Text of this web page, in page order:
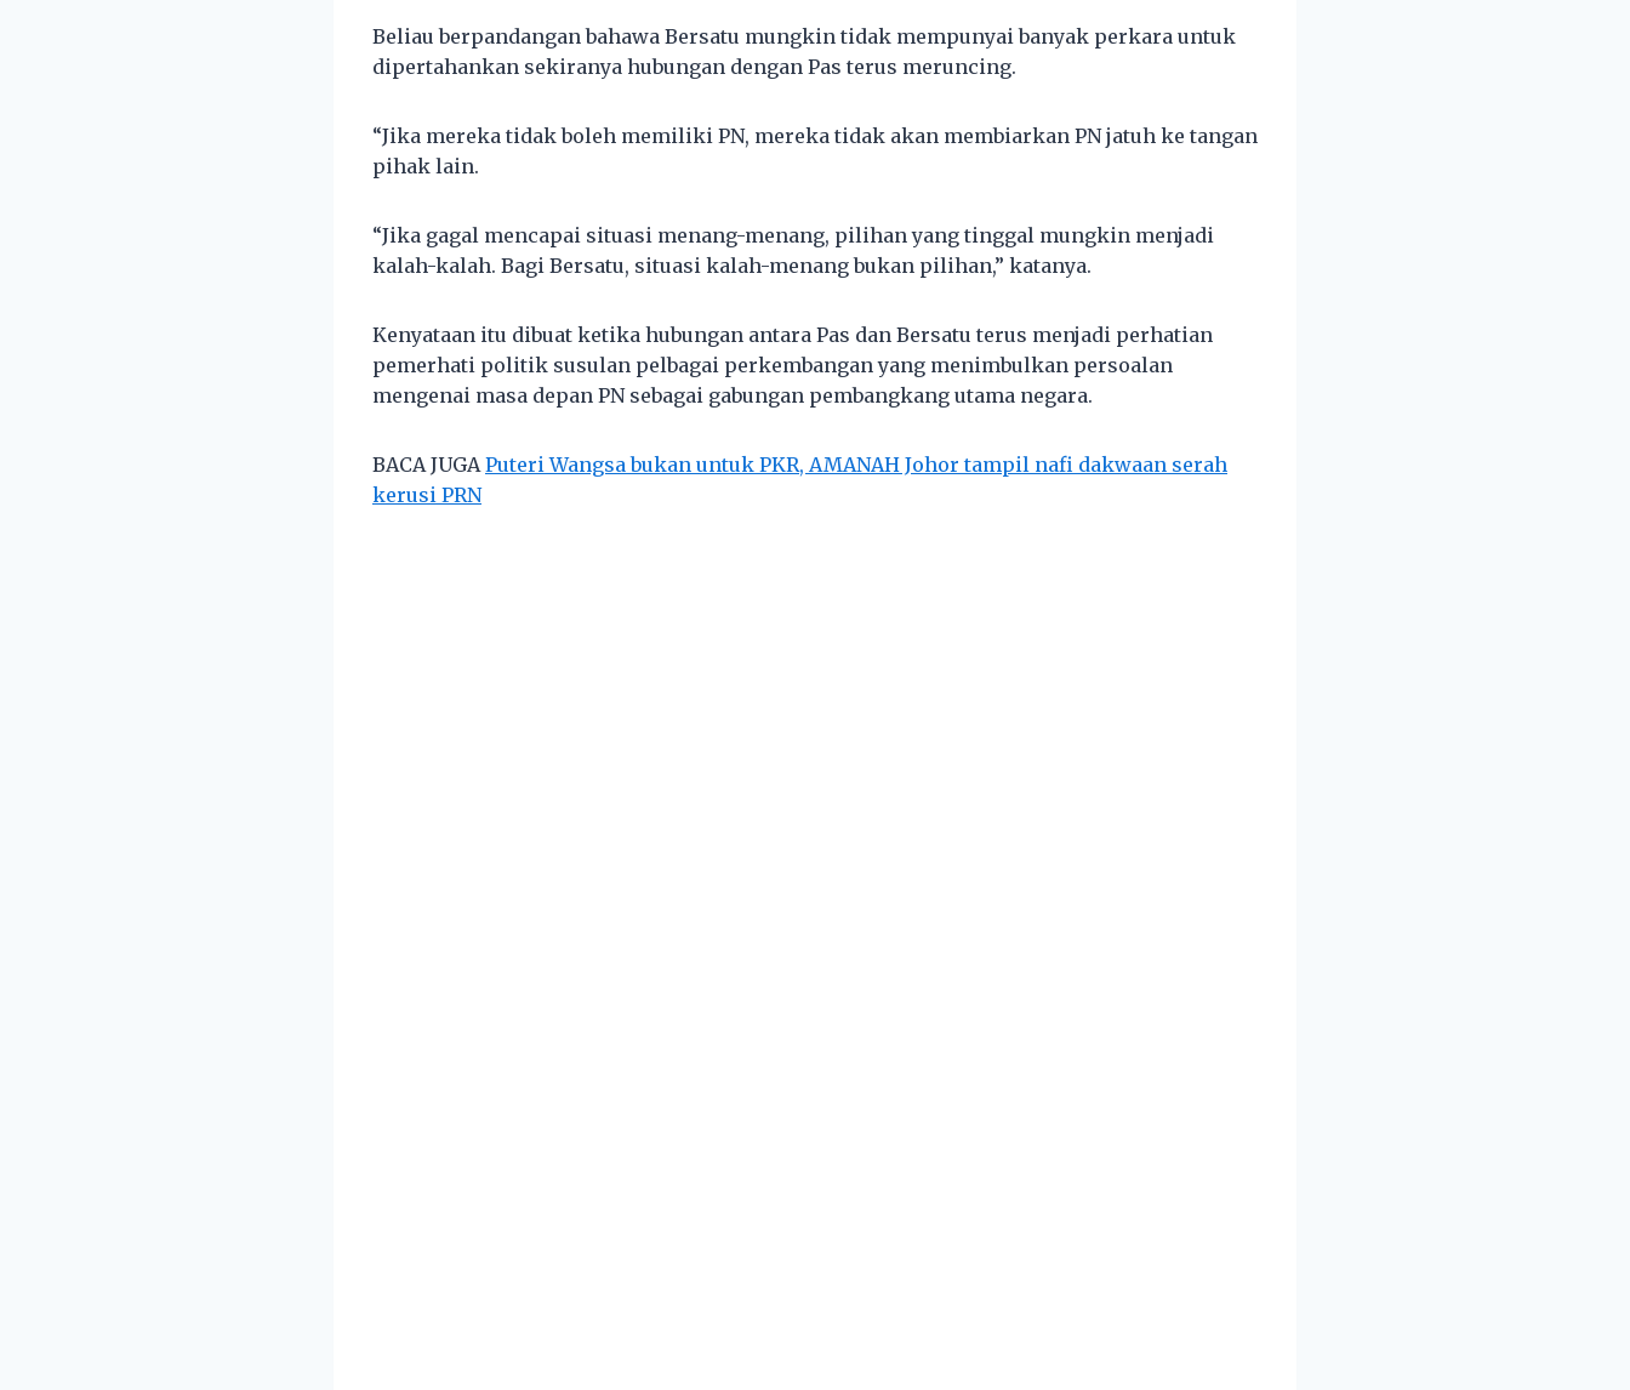
Beliau berpandangan bahawa Bersatu mungkin tidak mempunyai banyak perkara untuk
dipertahankan sekiranya hubungan dengan Pas terus meruncing.
“Jika mereka tidak boleh memiliki PN, mereka tidak akan membiarkan PN jatuh ke tangan
pihak lain.
“Jika gagal mencapai situasi menang-menang, pilihan yang tinggal mungkin menjadi
kalah-kalah. Bagi Bersatu, situasi kalah-menang bukan pilihan,” katanya.
Kenyataan itu dibuat ketika hubungan antara Pas dan Bersatu terus menjadi perhatian
pemerhati politik susulan pelbagai perkembangan yang menimbulkan persoalan
mengenai masa depan PN sebagai gabungan pembangkang utama negara.
BACA JUGAPuteri Wangsa bukan untuk PKR, AMANAH Johor tampil nafi dakwaan serah
kerusi PRN